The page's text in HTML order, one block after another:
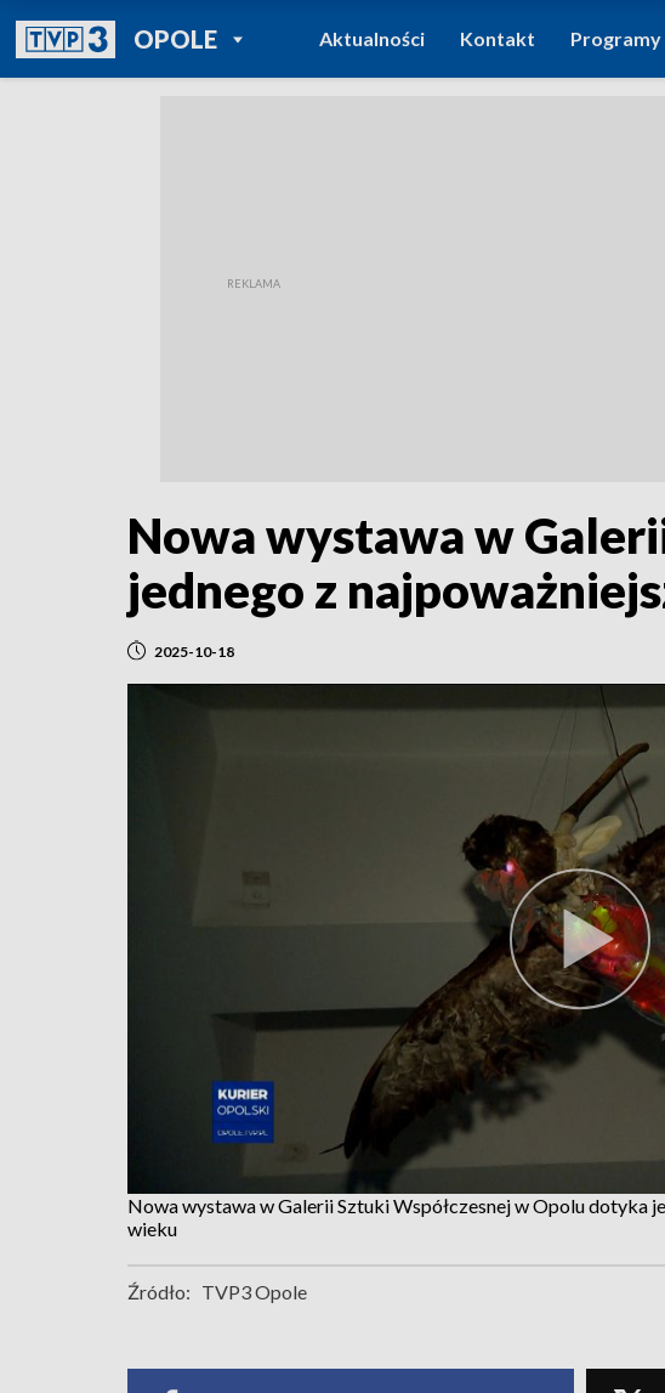
OPOLEPOWRÓT DO
TVP REGIONY
Aktualności Kontakt Programy
Nowa wystawa w
jednego z
2025-10-18
Nowa wystawa w Galerii Sztuki Współczesnej w Opolu dotyka
wieku
Źródło: TVP3 Opole